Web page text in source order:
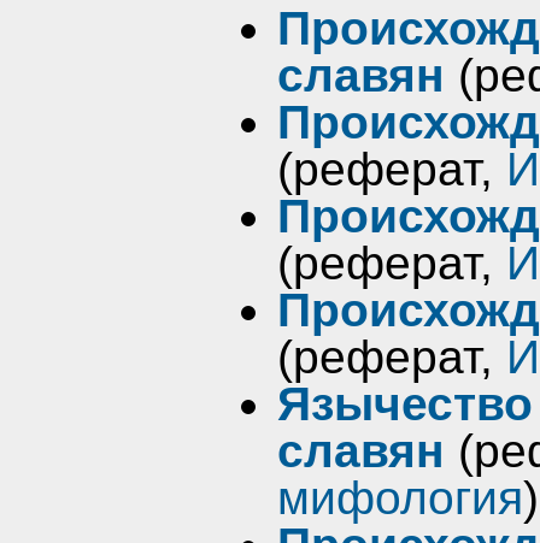
славян
(реферат,
(реферат,
(реферат,
славян
мифология)